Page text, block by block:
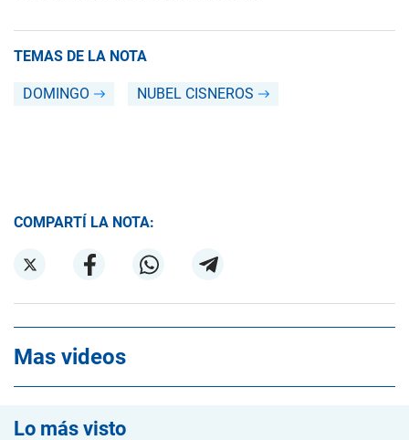
TEMAS DE LA NOTA
DOMINGO NUBEL CISNEROS
COMPARTÍ LA NOTA:
Mas videos
Lo más visto